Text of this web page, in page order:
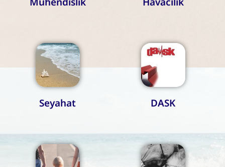
Seyahat DASK